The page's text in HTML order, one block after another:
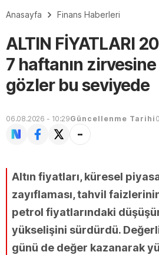
Anasayfa Finans Haberleri
ALTIN FİYATLARI
7 haftanın zirvesine
gözler bu seviyede
06.08.2026 - 10:29Güncellenme Tarihi
Altın fiyatları, küresel
zayıflaması, tahvil
petrol fiyatlarındaki
yükselişini sürdürdü.
günü de değer kazanarak